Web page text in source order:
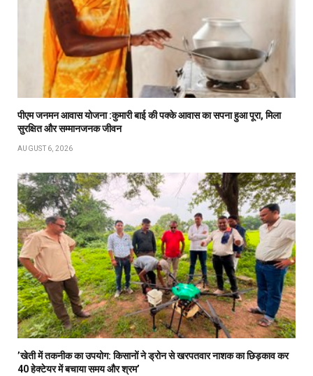
पीएम जनमन आवास योजना :कुमारी बाई की पक्के आवास का सपना हुआ पूरा, मिला
सुरक्षित और सम्मानजनक जीवन
AUGUST 6, 2026
’खेती में तकनीक का उपयोग: किसानों ने ड्रोन से खरपतवार नाशक का छिड़काव कर
40 हेक्टेयर में बचाया समय और श्रम’